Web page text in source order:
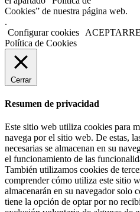
Cookies” de nuestra página web.
.
Configurar cookies
ACEPTAR
Política de Cookies
Cerrar
Resumen de privacidad
Este sitio web utiliza cookies para
navega por el sitio web. De estas,
necesarias se almacenan en su
el funcionamiento de las
También utilizamos cookies de
comprender cómo utiliza este sitio
almacenarán en su navegador solo
tiene la opción de optar por no